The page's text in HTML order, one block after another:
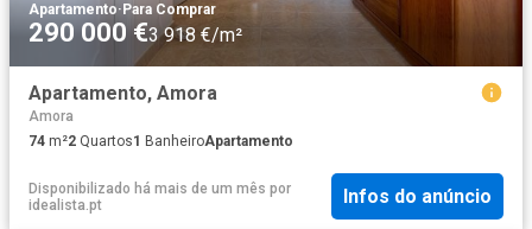
Apartamento· Para Comprar
290 000 €3 918 €/m²
Apartamento, Amora
Amora
74 m²2 Quartos1 BanheiroApartamento
Disponibilizado há mais de um mês por
idealista.pt
Infos do anúncio